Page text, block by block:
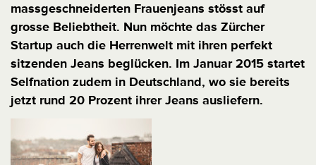
massgeschneiderten Frauenjeans stösst auf
grosse Beliebtheit. Nun möchte das Zürcher
Startup auch die Herrenwelt mit ihren perfekt
sitzenden Jeans beglücken. Im Januar 2015 startet
Selfnation zudem in Deutschland, wo sie bereits
jetzt rund 20 Prozent ihrer Jeans ausliefern.